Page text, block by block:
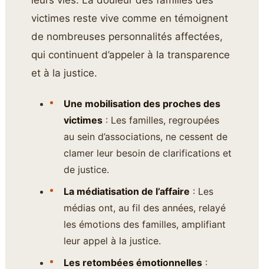
victimes reste vive comme en témoignent
de nombreuses personnalités affectées,
qui continuent d’appeler à la transparence
et à la justice.
Une mobilisation des proches des
victimes: Les familles, regroupées
au sein d’associations, ne cessent de
clamer leur besoin de clarifications et
de justice.
La médiatisation de l’affaire : Les
médias ont, au fil des années, relayé
les émotions des familles, amplifiant
leur appel à la justice.
Les retombées émotionnelles: